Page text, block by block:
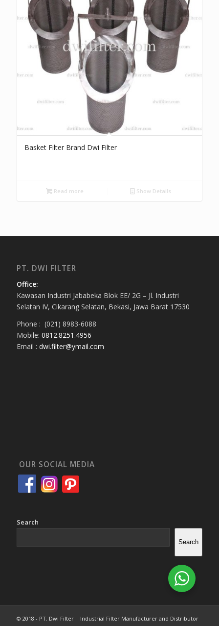
Basket Filter Brand Dwi Filter
Read more Show Details
PT. DWI FILTER
Office:
Kawasan Industri Jababeka Blok EE/ 2G – Jl. Industri
Selatan IV, Cikarang Selatan, Bekasi, Jawa Barat 17530
Phone : (021) 8983-6088
Mobile: 0812.8251.4956
Email : dwi.filter@ymail.com
OUR SOCIAL MEDIA
Search
Search
© 2018 - PT. Dwi Filter | Industrial Filter Manufacturer and Distributor